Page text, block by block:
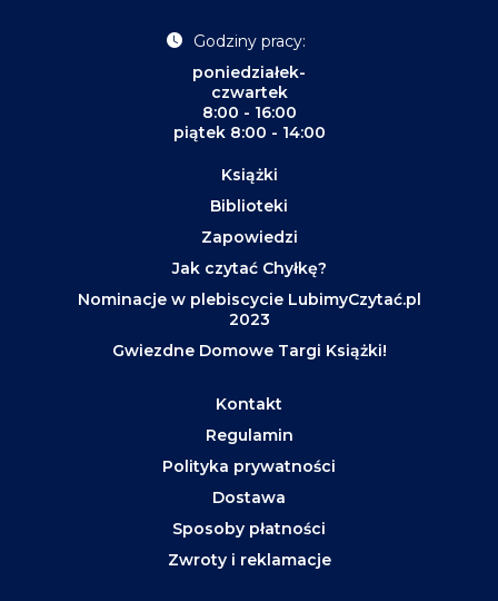
Godziny pracy:
poniedziałek-
czwartek
8:00 - 16:00
piątek 8:00 - 14:00
Książki
Biblioteki
Zapowiedzi
Jak czytać Chyłkę?
Nominacje w plebiscycie LubimyCzytać.pl
2023
Gwiezdne Domowe Targi Książki!
Kontakt
Regulamin
Polityka prywatności
Dostawa
Sposoby płatności
Zwroty i reklamacje